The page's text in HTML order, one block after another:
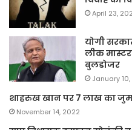
April 23,
योगी
लीक
बुलडोजर
January
शाहरुख खान पर 7 लाख का
November 14, 2022